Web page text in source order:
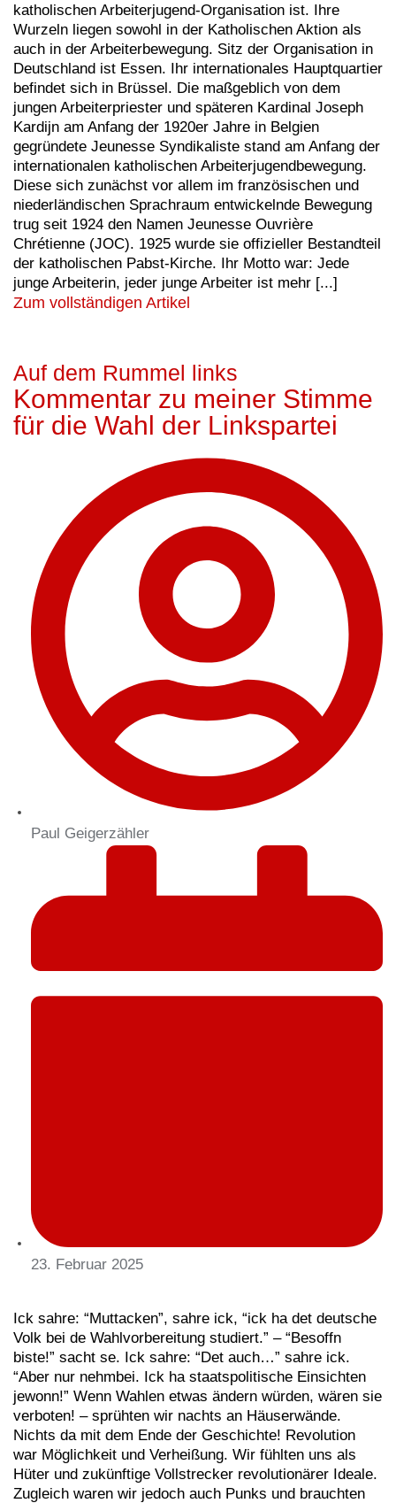
katholischen Arbeiterjugend-Organisation ist. Ihre
Wurzeln liegen sowohl in der Katholischen Aktion als
auch in der Arbeiterbewegung. Sitz der Organisation in
Deutschland ist Essen. Ihr internationales Hauptquartier
befindet sich in Brüssel. Die maßgeblich von dem
jungen Arbeiterpriester und späteren Kardinal Joseph
Kardijn am Anfang der 1920er Jahre in Belgien
gegründete Jeunesse Syndikaliste stand am Anfang der
internationalen katholischen Arbeiterjugendbewegung.
Diese sich zunächst vor allem im französischen und
niederländischen Sprachraum entwickelnde Bewegung
trug seit 1924 den Namen Jeunesse Ouvrière
Chrétienne (JOC). 1925 wurde sie offizieller Bestandteil
der katholischen Pabst-Kirche. Ihr Motto war: Jede
junge Arbeiterin, jeder junge Arbeiter ist mehr [...]
Zum vollständigen Artikel
Auf dem Rummel links
Kommentar zu meiner Stimme
für die Wahl der Linkspartei
Paul Geigerzähler
23. Februar 2025
Ick sahre: “Muttacken”, sahre ick, “ick ha det deutsche
Volk bei de Wahlvorbereitung studiert.” – “Besoffn
biste!” sacht se. Ick sahre: “Det auch…” sahre ick.
“Aber nur nehmbei. Ick ha staatspolitische Einsichten
jewonn!” Wenn Wahlen etwas ändern würden, wären sie
verboten! – sprühten wir nachts an Häuserwände.
Nichts da mit dem Ende der Geschichte! Revolution
war Möglichkeit und Verheißung. Wir fühlten uns als
Hüter und zukünftige Vollstrecker revolutionärer Ideale.
Zugleich waren wir jedoch auch Punks und brauchten